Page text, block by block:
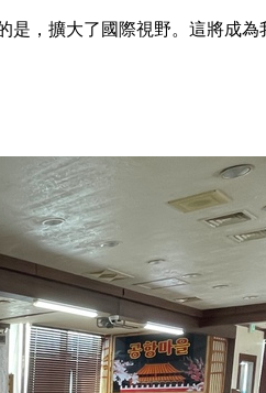
，擴大了國際視野。這將成為